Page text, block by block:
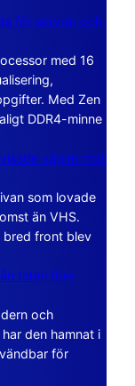
för servrar och
med 16
Med Zen
DDR4-minne
vägen mot
som lovade
än VHS.
bred front blev
tiden före
och
den hamnat i
för